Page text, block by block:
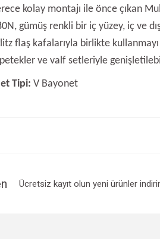
kolay montajı ile önce çıkan
gümüş renkli bir iç yüzey, iç ve
flaş kafalarıyla birlikte
ve valf setleriyle
Tipi: V Bayonet
Ürün bilgilerinde hatalar bulunuyor.
Ücretsiz kayıt olun yeni ürünler